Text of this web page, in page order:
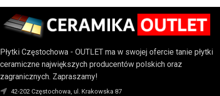
Płytki Częstochowa - OUTLET ma w swojej ofercie tanie płytki
ceramiczne największych producentów polskich oraz
zagranicznych. Zapraszamy!
42-202 Częstochowa, ul. Krakowska 87